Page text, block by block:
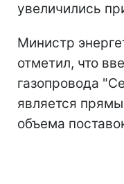
увеличились
Министр
отметил, что
газопровода
является
объема